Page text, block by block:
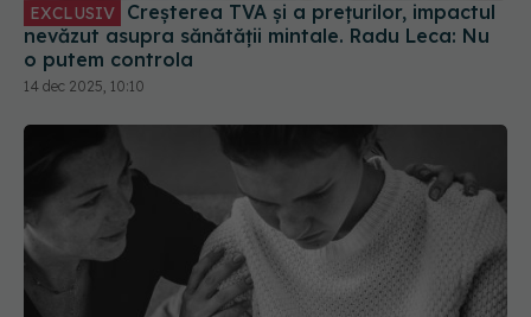
EXCLUSIV
nevăzut asupra sănătății mintale. Radu Leca: Nu
o putem controla
14 dec 2025, 10:10